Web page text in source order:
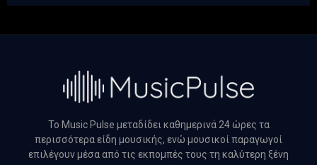
Το Music Pulse μεταδίδει καθημερινά 24 ώρες τα
περισσότερα είδη μουσικής, ενώ μουσικοί παραγωγοί
επιλέγουν μέσα από τις εκπομπές τους τη καλύτερη ξένη